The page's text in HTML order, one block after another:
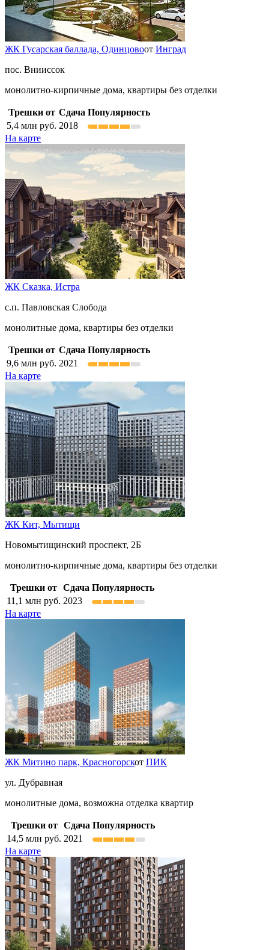
ЖК Гусарская баллада, Одинцовоот Инград
пос. Внииссок
монолитно-кирпичные дома, квартиры без отделки
Трешки от Сдача Популярность
5,4 млн руб. 2018
На карте
ЖК Сказка, Истра
с.п. Павловская Слобода
монолитные дома, квартиры без отделки
Трешки от Сдача Популярность
9,6 млн руб. 2021
На карте
ЖК Кит, Мытищи
Новомытищинский проспект, 2Б
монолитно-кирпичные дома, квартиры без отделки
Трешки от Сдача Популярность
11,1 млн руб. 2023
На карте
ЖК Митино парк, Красногорскот ПИК
ул. Дубравная
монолитные дома, возможна отделка квартир
Трешки от Сдача Популярность
14,5 млн руб. 2021
На карте